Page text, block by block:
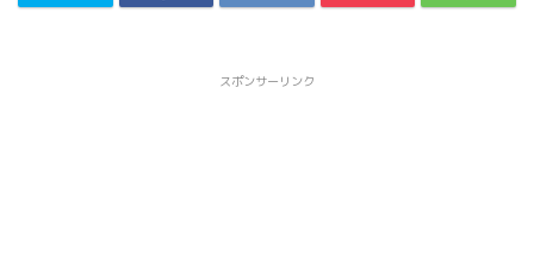
スポンサーリンク